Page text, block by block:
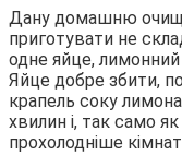
Дану домашню
приготувати не
одне яйце, лимонний
Яйце добре збити,
крапель соку
хвилин і, так само
прохолодніше